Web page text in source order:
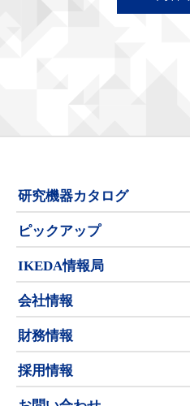
研究機器カタログ
ピックアップ
IKEDA情報局
会社情報
財務情報
採用情報